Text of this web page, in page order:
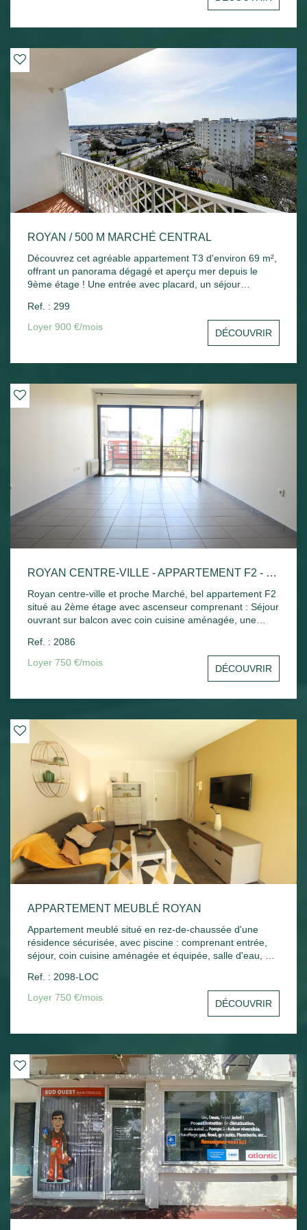
ROYAN / 500 M MARCHÉ CENTRAL
Découvrez cet agréable appartement T3 d'environ 69 m²,
offrant un panorama dégagé et aperçu mer depuis le
9ème étage ! Une entrée avec placard, un séjour
sud avec un aperçu mer, une cuisine indépendante, une
chambre avec placard, un bureau ou une chambre, salle
de bains et toilettes séparées. Une cave et une place de
Ref. : 299
Loyer 900 €/mois
DÉCOUVRIR
ROYAN CENTRE-VILLE - APPARTEMENT F2 - 42.52M²
Royan centre-ville et proche Marché, bel appartement F2
situé au 2ème étage avec ascenseur comprenant : Séjour
ouvrant sur balcon avec coin cuisine aménagée, une
Une place de parking en sous-sol - Chauffage électrique.
Ref. : 2086
Loyer 750 €/mois
DÉCOUVRIR
APPARTEMENT MEUBLÉ ROYAN
Appartement meublé situé en rez-de-chaussée d'une
résidence sécurisée, avec piscine : comprenant entrée,
séjour, coin cuisine aménagée et équipée, salle d'eau, wc,
Chauffage électrique.
Ref. : 2098-LOC
Loyer 750 €/mois
DÉCOUVRIR